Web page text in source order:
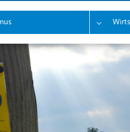
"Bürgerinfo & Service"